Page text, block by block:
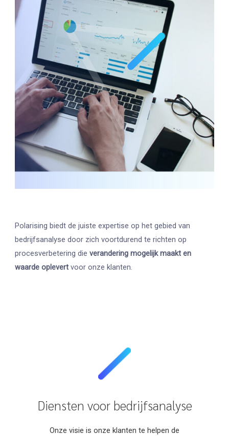
Polarising biedt de juiste expertise op het gebied van
bedrijfsanalyse door zich voortdurend te richten op
procesverbetering dieverandering mogelijk maakt en
waardeoplevert voor onze klanten.
Diensten voor bedrijfsanalyse
Onze visie is onze klanten te helpen de